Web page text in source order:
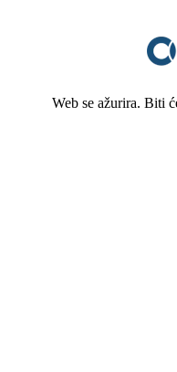
Web se ažurira. Biti